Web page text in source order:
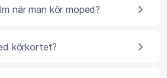
när man kör moped?
körkortet?